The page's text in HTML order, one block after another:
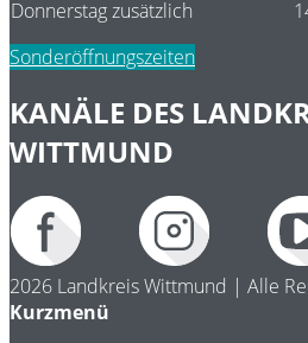
Donnerstag zusätzlich
Sonderöffnungszeiten
KANÄLE DES
WITTMUND
2026 Landkreis Wittmund | Alle
Kurzmenü